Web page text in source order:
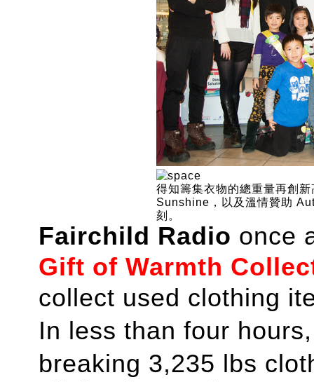
得知籌集衣物的總重量再創
Sunshine，以及溫情贊助
刻。
Fairchild Radio once
Gift of Warmth
collect used clothing
In less than four
breaking 3,235 lbs